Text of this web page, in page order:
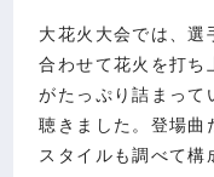
大花火大会では、選
合わせて花火を打ち
がたっぷり詰まって
聴きました。登場曲
スタイルも調べて構